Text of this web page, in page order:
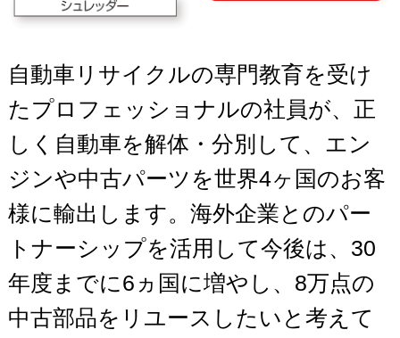
自動車リサイクルの専門教育を受け
たプロフェッショナルの社員が、正
しく自動車を解体・分別して、エン
ジンや中古パーツを世界4ヶ国のお客
様に輸出します。海外企業とのパー
トナーシップを活用して今後は、30
年度までに6ヵ国に増やし、8万点の
中古部品をリユースしたいと考えて